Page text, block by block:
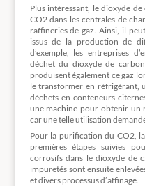
Plus intéressant, le dioxyde
CO2 dans les centrales de
raffineries de gaz. Ainsi, il
issus de la production de
d’exemple, les entreprises
déchet du dioxyde de
produisent également ce gaz
le transformer en réfrigérant,
déchets en conteneurs
une machine pour obtenir un
car une telle utilisation
Pour la purification du CO2,
premières étapes suivies
corrosifs dans le dioxyde de
impuretés sont ensuite
et divers processus d’affinage.